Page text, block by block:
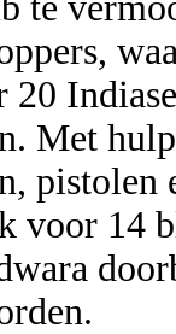
Met
pistolen
voor 14